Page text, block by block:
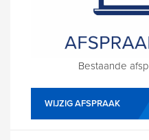
Bestaande
WIJZIG AFSPRAAK